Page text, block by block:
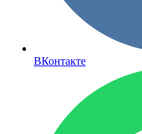
ВКонтакте